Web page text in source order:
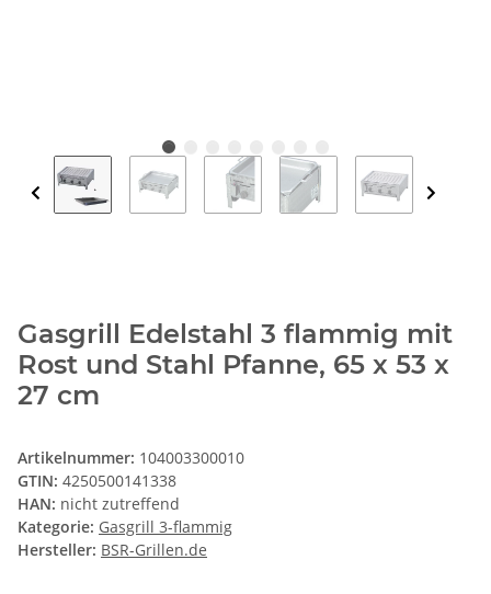
Gasgrill Edelstahl 3 flammig mit
Rost und Stahl Pfanne, 65 x 53 x
27 cm
Artikelnummer: 104003300010
GTIN: 4250500141338
HAN: nicht zutreffend
Kategorie: Gasgrill 3-flammig
Hersteller: BSR-Grillen.de